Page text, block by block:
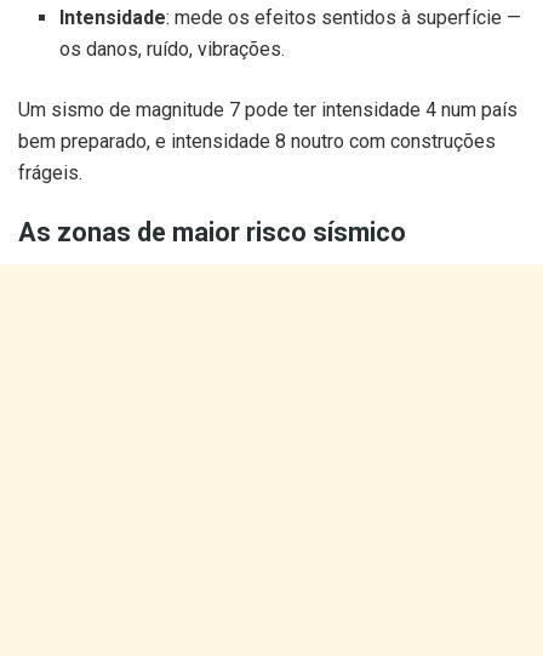
Intensidade: mede os efeitos sentidos à superfície —
os danos, ruído, vibrações.
Um sismo de magnitude 7 pode ter intensidade 4 num país
bem preparado, e intensidade 8 noutro com construções
frágeis.
As zonas de maior risco sísmico